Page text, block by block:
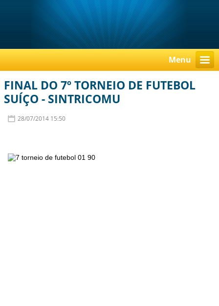
Menu
FINAL DO 7º TORNEIO DE FUTEBOL
SUÍÇO - SINTRICOMU
28/07/2014 15:50